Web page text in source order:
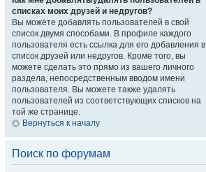
списках моих друзей и недругов?
Вы можете добавлять пользователей в свой
список двумя способами. В профиле каждого
пользователя есть ссылка для его добавления в
список друзей или недругов. Кроме того, вы
можете сделать это прямо из вашего личного
раздела, непосредственным вводом имени
пользователя. Вы можете также удалять
пользователей из соответствующих списков на
той же странице.
Вернуться к началу
Поиск по форумам